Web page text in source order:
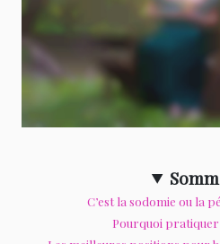
C’est la sodomie ou la
Pourquoi pratiquer